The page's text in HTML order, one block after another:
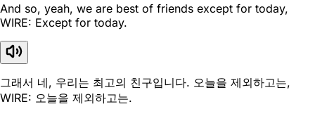
And so, yeah, we are best of friends except for today,
WIRE: Except for today.
그래서 네, 우리는 최고의 친구입니다. 오늘을 제외하고는,
WIRE: 오늘을 제외하고는.